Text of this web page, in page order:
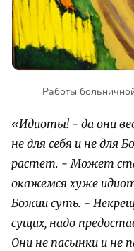
Работы
«Идиоты! - да они
не для себя и не для
растет. - Может
окажемся хуже
Божии суть. -
сущих, надо
Они не пасынки и не